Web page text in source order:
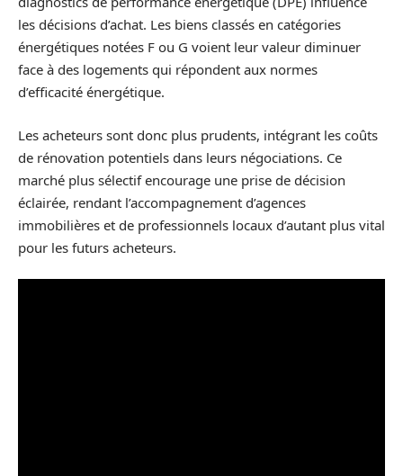
les décisions d’achat. Les biens classés en catégories
énergétiques notées F ou G voient leur valeur diminuer
face à des logements qui répondent aux normes
d’efficacité énergétique.
Les acheteurs sont donc plus prudents, intégrant les coûts
de rénovation potentiels dans leurs négociations. Ce
marché plus sélectif encourage une prise de décision
éclairée, rendant l’accompagnement d’agences
immobilières et de professionnels locaux d’autant plus vital
pour les futurs acheteurs.